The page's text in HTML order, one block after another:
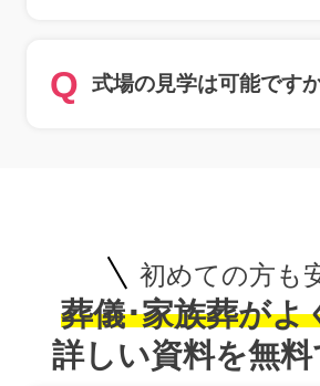
Q 式場の見学は可能です
初めての方も
葬儀･家族葬がよ
詳しい資料を無